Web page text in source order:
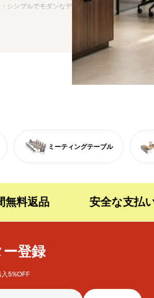
：シンプルでモダンなデザインが、オフィス空間を
ィスをアップグレー
せたオフィス家具で、社員の作業効率と快適性を
想のオフィス空間を手に入れましょう。
ミーティングテーブル
料返品 安全な支払い
登録
5%OFF